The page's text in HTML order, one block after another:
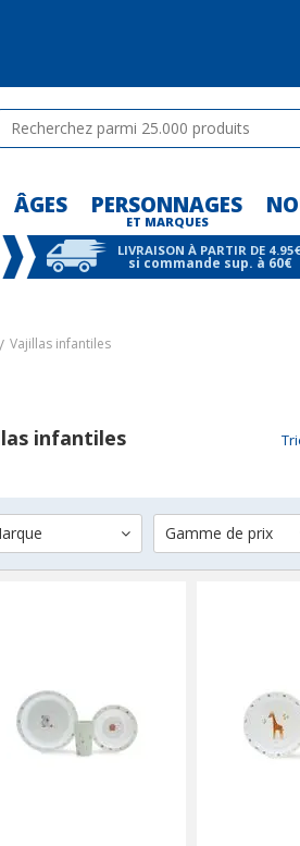
ÂGES PERSONNAGES
ET MARQUES
LIVRAISON À PARTIR DE
si commande sup. à 60€
Vajillas infantiles
infantiles
Gamme de prix